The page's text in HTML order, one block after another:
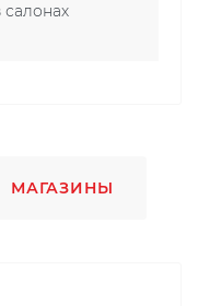
МАГАЗИНЫ